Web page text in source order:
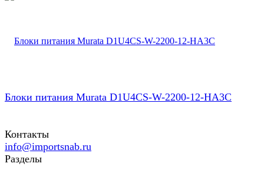
Блоки питания Murata D1U4CS-W-2200-12-HA3C
Контакты
info@importsnab.ru
Разделы